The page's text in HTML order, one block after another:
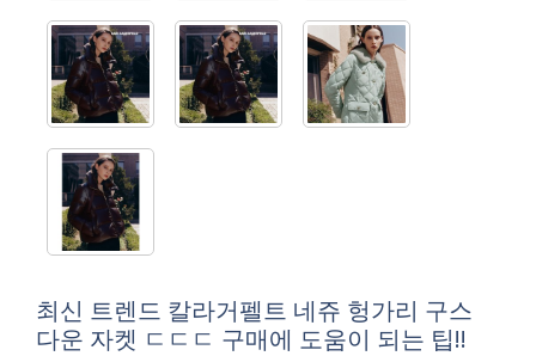
최신 트렌드 칼라거펠트 네쥬 헝가리 구스
다운 자켓 ㄷㄷㄷ 구매에 도움이 되는 팁!!